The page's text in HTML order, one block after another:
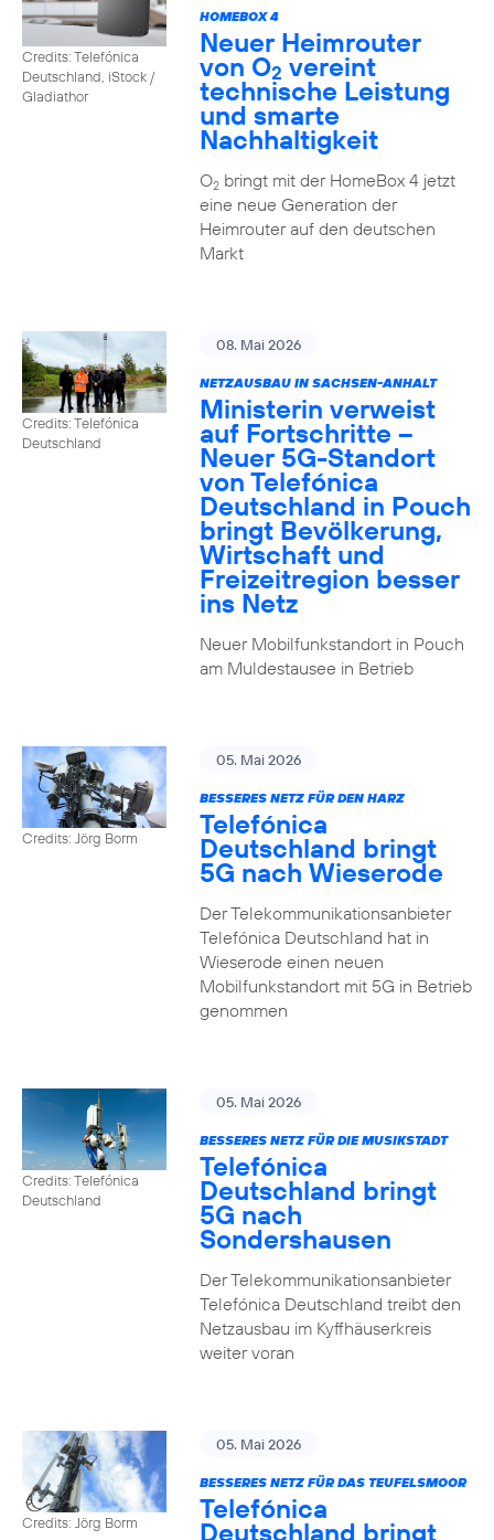
Credits: Telefónica
Deutschland, iStock /
Gladiathor
HOMEBOX 4
Neuer Heimrouter
von O2 vereint
technische Leistung
und smarte
Nachhaltigkeit
O2bringt mit der HomeBox 4 jetzt
eine neue Generation der
Heimrouter auf den deutschen
Markt
Credits: Telefónica
Deutschland
08. Mai 2026
NETZAUSBAU IN SACHSEN-ANHALT
Ministerin verweist
auf Fortschritte –
Neuer 5G-Standort
von Telefónica
Deutschland in Pouch
bringt Bevölkerung,
Wirtschaft und
Freizeitregion besser
ins Netz
Neuer Mobilfunkstandort in Pouch
am Muldestausee in Betrieb
Credits: Jörg Borm
05. Mai 2026
BESSERES NETZ FÜR DEN HARZ
Telefónica
Deutschland bringt
5G nach Wieserode
Der Telekommunikationsanbieter
Telefónica Deutschland hat in
Wieserode einen neuen
Mobilfunkstandort mit 5G in Betrieb
genommen
Credits: Telefónica
Deutschland
05. Mai 2026
BESSERES NETZ FÜR DIE MUSIKSTADT
Telefónica
Deutschland bringt
5G nach
Sondershausen
Der Telekommunikationsanbieter
Telefónica Deutschland treibt den
Netzausbau im Kyffhäuserkreis
weiter voran
Credits: Jörg Borm
05. Mai 2026
BESSERES NETZ FÜR DAS TEUFELSMOOR
Telefónica
Deutschland bringt